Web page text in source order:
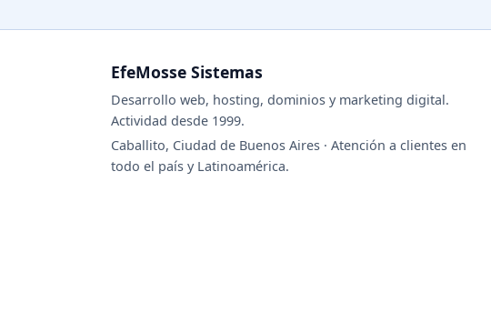
EfeMosse Sistemas
Desarrollo web, hosting, dominios y marketing digital.
Actividad desde 1999.
Caballito, Ciudad de Buenos Aires · Atención a clientes en
todo el país y Latinoamérica.